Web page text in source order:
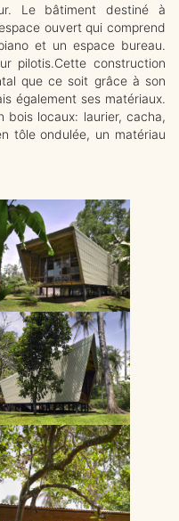
Le bâtiment destiné à
ouvert qui comprend
et un espace bureau.
pilotis.Cette construction
que ce soit grâce à son
également ses matériaux.
bois locaux: laurier, cacha,
tôle ondulée, un matériau